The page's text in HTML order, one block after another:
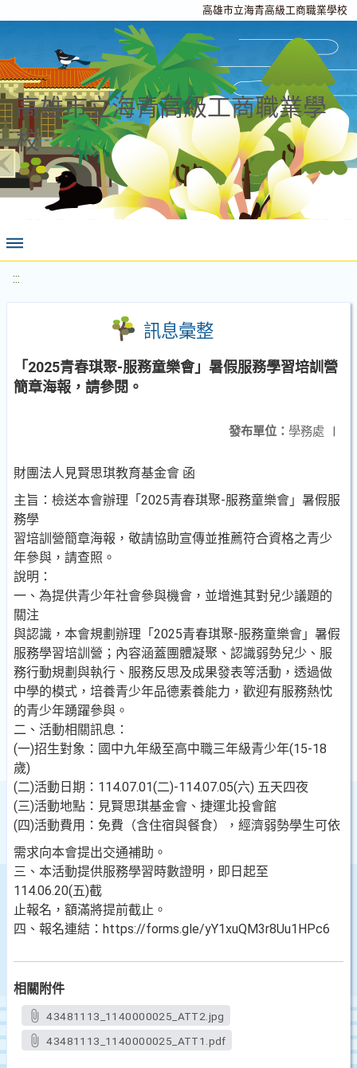
高雄市立海青高級工商職業學校
高雄市立海青高級工商職業學
校
:::
訊息彙整
「2025青春琪聚-服務童樂會」暑假服務學習培訓營
簡章海報，請參閱。
發布單位： 學務處 |
財團法人見賢思琪教育基金會 函
主旨：檢送本會辦理「2025青春琪聚-服務童樂會」暑假服
務學
習培訓營簡章海報，敬請協助宣傳並推薦符合資格之青少
年參與，請查照。
說明：
一、為提供青少年社會參與機會，並增進其對兒少議題的
關注
與認識，本會規劃辦理「2025青春琪聚-服務童樂會」暑假
服務學習培訓營；內容涵蓋團體凝聚、認識弱勢兒少、服
務行動規劃與執行、服務反思及成果發表等活動，透過做
中學的模式，培養青少年品德素養能力，歡迎有服務熱忱
的青少年踴躍參與。
二、活動相關訊息：
(一)招生對象：國中九年級至高中職三年級青少年(15-18
歲)
(二)活動日期：114.07.01(二)-114.07.05(六) 五天四夜
(三)活動地點：見賢思琪基金會、捷運北投會館
(四)活動費用：免費（含住宿與餐食），經濟弱勢學生可依
需求向本會提出交通補助。
三、本活動提供服務學習時數證明，即日起至
114.06.20(五)截
止報名，額滿將提前截止。
四、報名連結：https://forms.gle/yY1xuQM3r8Uu1HPc6
相關附件
43481113_1140000025_ATT2.jpg
43481113_1140000025_ATT1.pdf